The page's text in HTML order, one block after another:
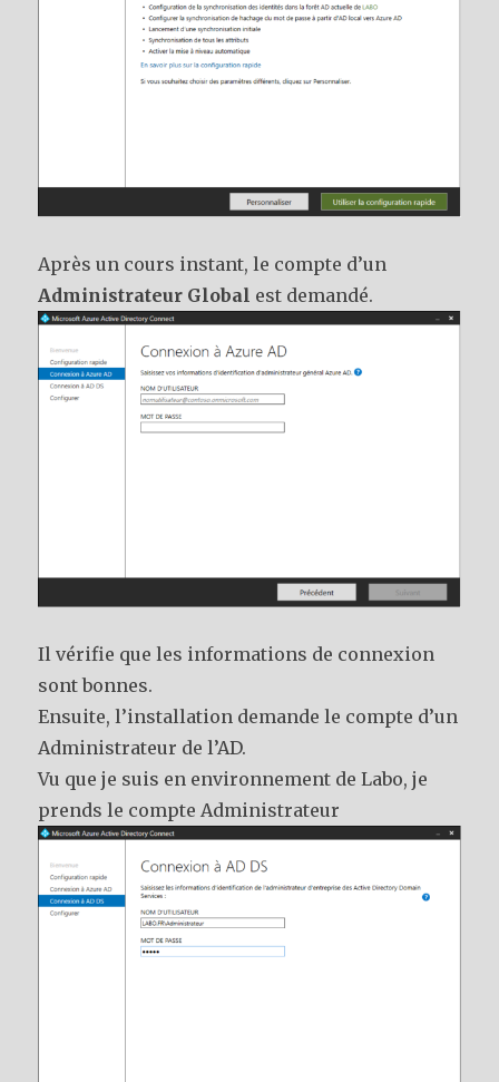
Après un cours instant, le compte d’un
Administrateur Global est demandé.
Il vérifie que les informations de connexion
sont bonnes.
Ensuite, l’installation demande le compte d’un
Administrateur de l’AD.
Vu que je suis en environnement de Labo, je
prends le compte Administrateur